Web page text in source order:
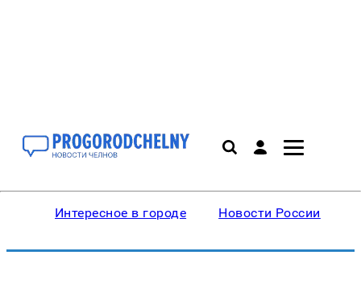
Интересное в городе Новости России